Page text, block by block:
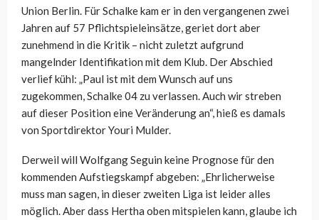
Union Berlin. Für Schalke kam er in den vergangenen zwei
Jahren auf 57 Pflichtspieleinsätze, geriet dort aber
zunehmend in die Kritik – nicht zuletzt aufgrund
mangelnder Identifikation mit dem Klub. Der Abschied
verlief kühl: „Paul ist mit dem Wunsch auf uns
zugekommen, Schalke 04 zu verlassen. Auch wir streben
auf dieser Position eine Veränderung an“, hieß es damals
von Sportdirektor Youri Mulder.
Derweil will Wolfgang Seguin keine Prognose für den
kommenden Aufstiegskampf abgeben: „Ehrlicherweise
muss man sagen, in dieser zweiten Liga ist leider alles
möglich. Aber dass Hertha oben mitspielen kann, glaube ich